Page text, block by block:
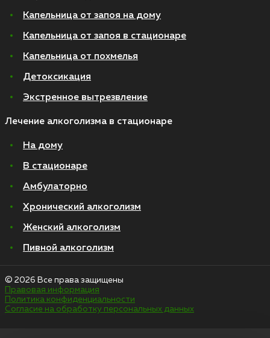
Капельница от запоя на дому
Капельница от запоя в стационаре
Капельница от похмелья
Детоксикация
Экстренное вытрезвление
Лечение алкоголизма в стационаре
На дому
В стационаре
Амбулаторно
Хронический алкоголизм
Женский алкоголизм
Пивной алкоголизм
© 2026 Все права защищены
Правовая информация
Политика конфиденциальности
Согласие на обработку персональных данных